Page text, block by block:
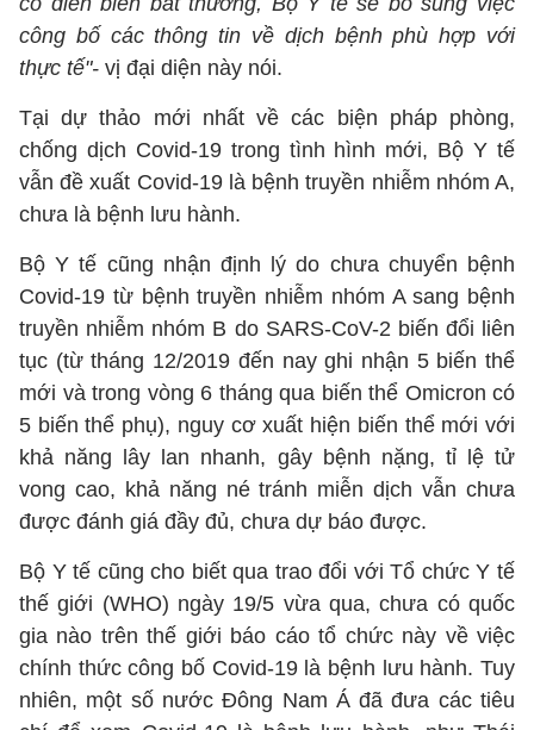
công bố các thông tin về dịch bệnh phù hợp với
thực tế"- vị đại diện này nói.
Tại dự thảo mới nhất về các biện pháp phòng,
chống dịch Covid-19 trong tình hình mới, Bộ Y tế
vẫn đề xuất Covid-19 là bệnh truyền nhiễm nhóm A,
chưa là bệnh lưu hành.
Bộ Y tế cũng nhận định lý do chưa chuyển bệnh
Covid-19 từ bệnh truyền nhiễm nhóm A sang bệnh
truyền nhiễm nhóm B do SARS-CoV-2 biến đổi liên
tục (từ tháng 12/2019 đến nay ghi nhận 5 biến thể
mới và trong vòng 6 tháng qua biến thể Omicron có
5 biến thể phụ), nguy cơ xuất hiện biến thể mới với
khả năng lây lan nhanh, gây bệnh nặng, tỉ lệ tử
vong cao, khả năng né tránh miễn dịch vẫn chưa
được đánh giá đầy đủ, chưa dự báo được.
Bộ Y tế cũng cho biết qua trao đổi với Tổ chức Y tế
thế giới (WHO) ngày 19/5 vừa qua, chưa có quốc
gia nào trên thế giới báo cáo tổ chức này về việc
chính thức công bố Covid-19 là bệnh lưu hành. Tuy
nhiên, một số nước Đông Nam Á đã đưa các tiêu